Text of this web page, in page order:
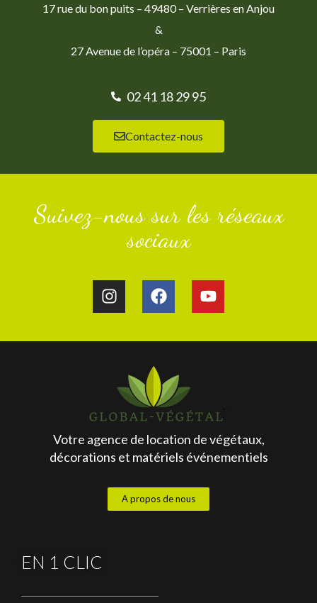
17 rue du bon puits – 49480 – Verrières en Anjou
&
27 Avenue de l’opéra – 75001 – Paris
02 41 18 29 95
Contactez-nous
Suivez-nous sur les réseaux
sociaux
Votre agence de location de végétaux,
décorations et matériels événementiels
A propos de nous
EN 1 CLIC